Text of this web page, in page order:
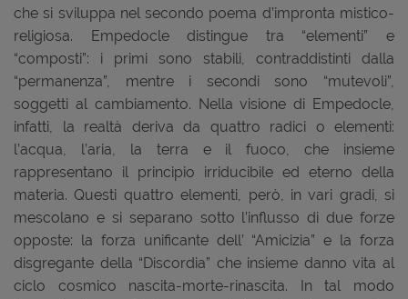
che si sviluppa nel secondo poema d’impronta mistico-
religiosa. Empedocle distingue tra “elementi” e
“composti”: i primi sono stabili, contraddistinti dalla
“permanenza”, mentre i secondi sono “mutevoli”,
soggetti al cambiamento. Nella visione di Empedocle,
infatti, la realtà deriva da quattro radici o elementi:
l’acqua, l’aria, la terra e il fuoco, che insieme
rappresentano il principio irriducibile ed eterno della
materia. Questi quattro elementi, però, in vari gradi, si
mescolano e si separano sotto l’influsso di due forze
opposte: la forza unificante dell’ “Amicizia” e la forza
disgregante della “Discordia” che insieme danno vita al
ciclo cosmico nascita-morte-rinascita. In tal modo